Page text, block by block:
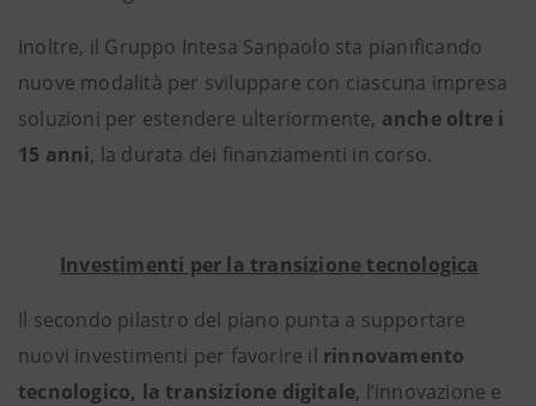
Inoltre, il Gruppo Intesa Sanpaolo sta pianificando
nuove modalità per sviluppare con ciascuna impresa
soluzioni per estendere ulteriormente, anche oltre i
15 anni, la durata dei finanziamenti in corso.
Investimenti per la transizione tecnologica
Il secondo pilastro del piano punta a supportare
nuovi investimenti per favorire il rinnovamento
tecnologico, la transizione digitale, l’innovazione e